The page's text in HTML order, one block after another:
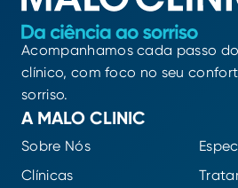
Acompanhamos cada passo
clínico, com foco no seu
sorriso.
A MALO CLINIC
Sobre Nós
Clínicas